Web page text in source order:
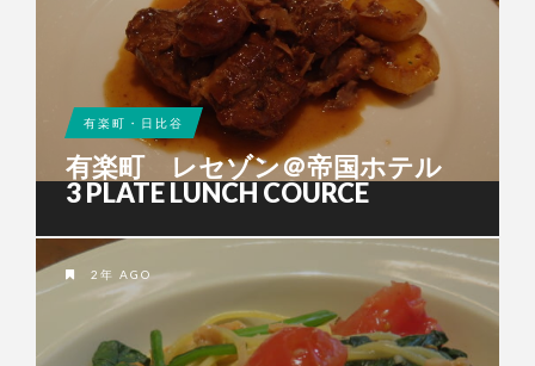
有楽町・日比谷
有楽町 レセゾン＠帝国ホテル
3 PLATE LUNCH COURCE
2年 AGO